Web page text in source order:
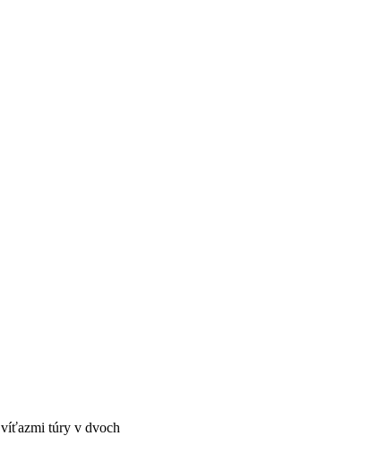
túry v dvoch